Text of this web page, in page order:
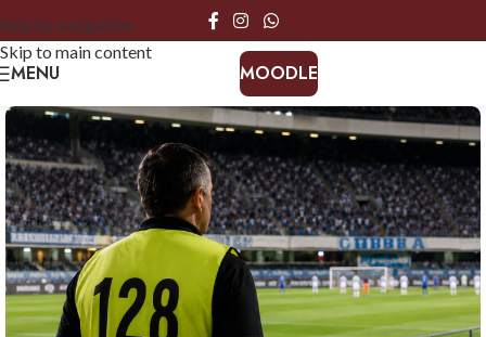
Skip to navigation
Skip to main content
MENU MOODLE